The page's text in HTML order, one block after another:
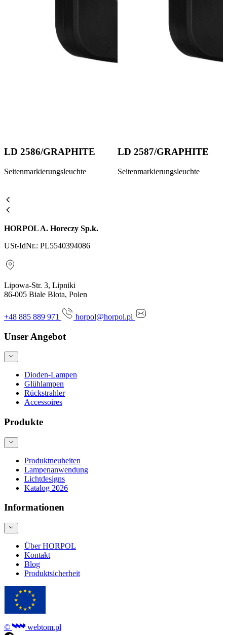
LD 2586/GRAPHITE
Seitenmarkierungsleuchte
LD 2587/GRAPHITE
Seitenmarkierungsleuchte
HORPOL A. Horeczy Sp.k.
USt-IdNr.: PL5540394086
Lipowa-Str. 3, Lipniki
86-005 Biale Blota, Polen
+48 885 889 971 horpol@horpol.pl
Unser Angebot
Dioden-Lampen
Glühlampen
Rückstrahler
Accessoires
Produkte
Produktneuheiten
Lampenanwendung
Lichtdesigns
Katalog 2026
Informationen
Über HORPOL
Kontakt
Blog
Produktsicherheit
© webtom.pl